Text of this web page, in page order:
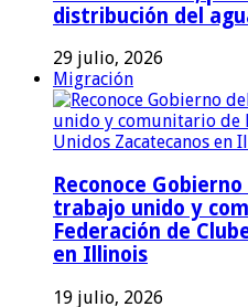
distribución del
29 julio, 2026
Migración
Reconoce
trabajo unido y
Federación de
en Illinois
19 julio, 2026